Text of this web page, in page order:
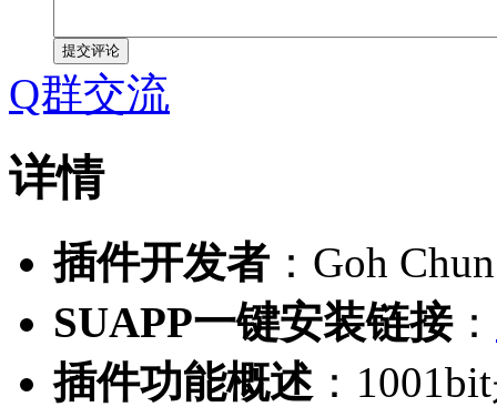
提交评论
Q群交流
详情
插件开发者 ：Goh
SUAPP一键安装链接：
插件功能概述 ：